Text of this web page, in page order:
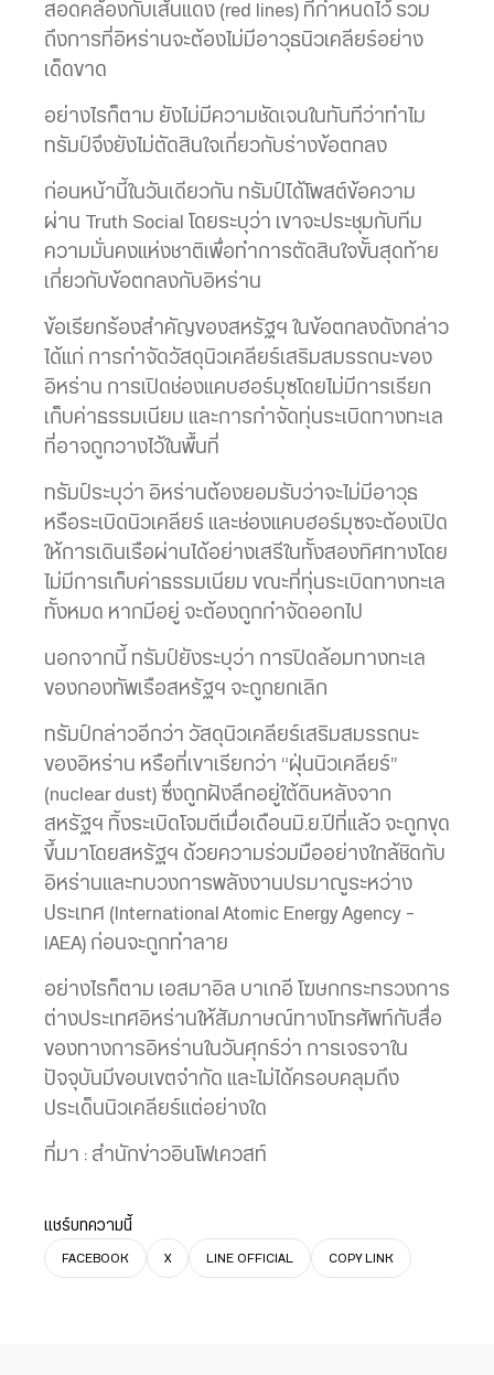
สอดคล้องกับเส้นแดง (red lines) ที่กำหนดไว้ รวม
ถึงการที่อิหร่านจะต้องไม่มีอาวุธนิวเคลียร์อย่าง
เด็ดขาด
อย่างไรก็ตาม ยังไม่มีความชัดเจนในทันทีว่าทำไม
ทรัมป์จึงยังไม่ตัดสินใจเกี่ยวกับร่างข้อตกลง
ก่อนหน้านี้ในวันเดียวกัน ทรัมป์ได้โพสต์ข้อความ
ผ่าน Truth Social โดยระบุว่า เขาจะประชุมกับทีม
ความมั่นคงแห่งชาติเพื่อทำการตัดสินใจขั้นสุดท้าย
เกี่ยวกับข้อตกลงกับอิหร่าน
ข้อเรียกร้องสำคัญของสหรัฐฯ ในข้อตกลงดังกล่าว
ได้แก่ การกำจัดวัสดุนิวเคลียร์เสริมสมรรถนะของ
อิหร่าน การเปิดช่องแคบฮอร์มุซโดยไม่มีการเรียก
เก็บค่าธรรมเนียม และการกำจัดทุ่นระเบิดทางทะเล
ที่อาจถูกวางไว้ในพื้นที่
ทรัมป์ระบุว่า อิหร่านต้องยอมรับว่าจะไม่มีอาวุธ
หรือระเบิดนิวเคลียร์ และช่องแคบฮอร์มุซจะต้องเปิด
ให้การเดินเรือผ่านได้อย่างเสรีในทั้งสองทิศทางโดย
ไม่มีการเก็บค่าธรรมเนียม ขณะที่ทุ่นระเบิดทางทะเล
ทั้งหมด หากมีอยู่ จะต้องถูกกำจัดออกไป
นอกจากนี้ ทรัมป์ยังระบุว่า การปิดล้อมทางทะเล
ของกองทัพเรือสหรัฐฯ จะถูกยกเลิก
ทรัมป์กล่าวอีกว่า วัสดุนิวเคลียร์เสริมสมรรถนะ
ของอิหร่าน หรือที่เขาเรียกว่า “ฝุ่นนิวเคลียร์”
(nuclear dust) ซึ่งถูกฝังลึกอยู่ใต้ดินหลังจาก
สหรัฐฯ ทิ้งระเบิดโจมตีเมื่อเดือนมิ.ย.ปีที่แล้ว จะถูกขุด
ขึ้นมาโดยสหรัฐฯ ด้วยความร่วมมืออย่างใกล้ชิดกับ
อิหร่านและทบวงการพลังงานปรมาณูระหว่าง
ประเทศ (International Atomic Energy Agency –
IAEA) ก่อนจะถูกทำลาย
อย่างไรก็ตาม เอสมาอิล บาเกอี โฆษกกระทรวงการ
ต่างประเทศอิหร่านให้สัมภาษณ์ทางโทรศัพท์กับสื่อ
ของทางการอิหร่านในวันศุกร์ว่า การเจรจาใน
ปัจจุบันมีขอบเขตจำกัด และไม่ได้ครอบคลุมถึง
ประเด็นนิวเคลียร์แต่อย่างใด
ที่มา : สำนักข่าวอินโฟเควสท์
แชร์บทความนี้
FACEBOOK X LINE OFFICIAL COPY LINK